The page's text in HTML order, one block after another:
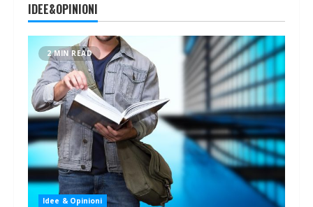
IDEE&OPINIONI
2 MIN READ
Idee & Opinioni